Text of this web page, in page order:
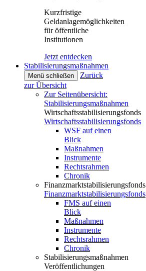
Kurzfristige
Geldanlagemöglichkeiten
für öffentliche
Institutionen
Jetzt entdecken
Stabilisierungsmaßnahmen
Menü schließen
Zurück
zur Übersicht
Zur Seitenübersicht:
Stabilisierungsmaßnahmen
Wirtschaftsstabilisierungsfonds
Wirtschaftsstabilisierungsfonds
WSF auf einen
Blick
Maßnahmen
Instrumente
Rechtsrahmen
Chronik
Finanzmarktstabilisierungsfonds
Finanzmarktstabilisierungsfonds
FMS auf einen
Blick
Maßnahmen
Instrumente
Rechtsrahmen
Chronik
Stabilisierungsmaßnahmen
Veröffentlichungen